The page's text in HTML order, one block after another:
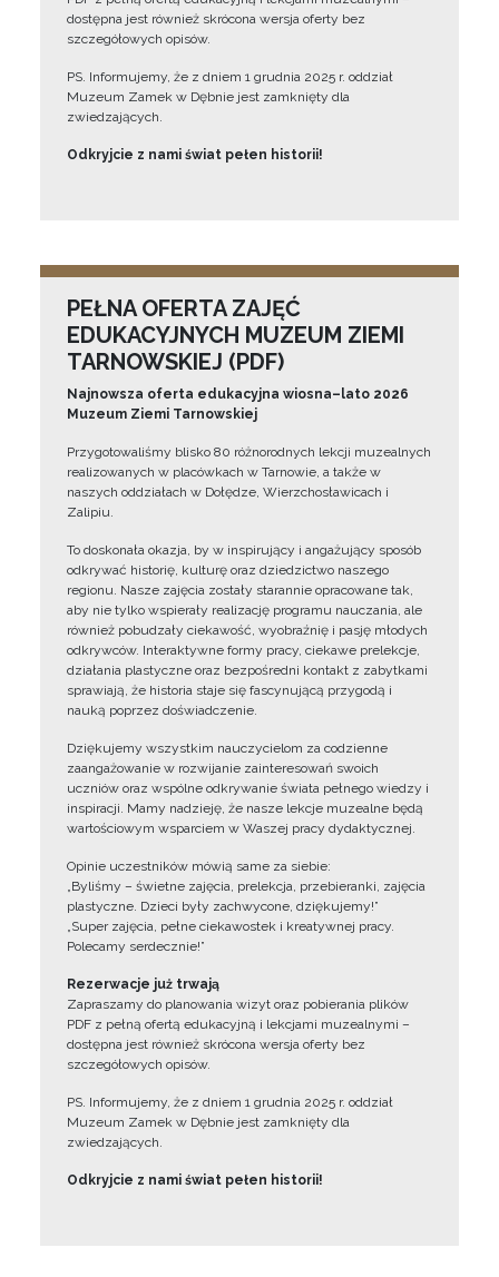
dostępna jest również skrócona wersja oferty bez
szczegółowych opisów.
PS. Informujemy, że z dniem 1 grudnia 2025 r. oddział
Muzeum Zamek w Dębnie jest zamknięty dla
zwiedzających.
Odkryjcie z nami świat pełen historii!
PEŁNA OFERTA ZAJĘĆ
EDUKACYJNYCH MUZEUM ZIEMI
TARNOWSKIEJ (PDF)
Najnowsza oferta edukacyjna wiosna–lato 2026
Muzeum Ziemi Tarnowskiej
Przygotowaliśmy blisko 80 różnorodnych lekcji muzealnych
realizowanych w placówkach w Tarnowie, a także w
naszych oddziałach w Dołędze, Wierzchosławicach i
Zalipiu.
To doskonała okazja, by w inspirujący i angażujący sposób
odkrywać historię, kulturę oraz dziedzictwo naszego
regionu. Nasze zajęcia zostały starannie opracowane tak,
aby nie tylko wspierały realizację programu nauczania, ale
również pobudzały ciekawość, wyobraźnię i pasję młodych
odkrywców. Interaktywne formy pracy, ciekawe prelekcje,
działania plastyczne oraz bezpośredni kontakt z zabytkami
sprawiają, że historia staje się fascynującą przygodą i
nauką poprzez doświadczenie.
Dziękujemy wszystkim nauczycielom za codzienne
zaangażowanie w rozwijanie zainteresowań swoich
uczniów oraz wspólne odkrywanie świata pełnego wiedzy i
inspiracji. Mamy nadzieję, że nasze lekcje muzealne będą
wartościowym wsparciem w Waszej pracy dydaktycznej.
Opinie uczestników mówią same za siebie:
„Byliśmy – świetne zajęcia, prelekcja, przebieranki, zajęcia
plastyczne. Dzieci były zachwycone, dziękujemy!”
„Super zajęcia, pełne ciekawostek i kreatywnej pracy.
Polecamy serdecznie!”
Rezerwacje już trwają
Zapraszamy do planowania wizyt oraz pobierania plików
PDF z pełną ofertą edukacyjną i lekcjami muzealnymi –
dostępna jest również skrócona wersja oferty bez
szczegółowych opisów.
PS. Informujemy, że z dniem 1 grudnia 2025 r. oddział
Muzeum Zamek w Dębnie jest zamknięty dla
zwiedzających.
Odkryjcie z nami świat pełen historii!